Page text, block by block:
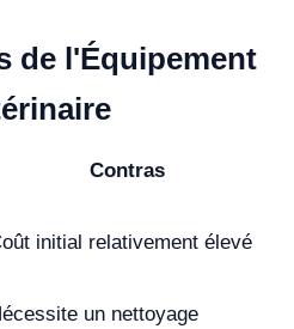
de l'Équipement
Contras
initial relativement élevé
un nettoyage